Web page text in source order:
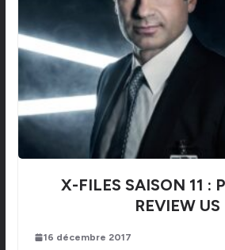
X-FILES SAISON 11 :
REVIEW US
16 décembre 2017